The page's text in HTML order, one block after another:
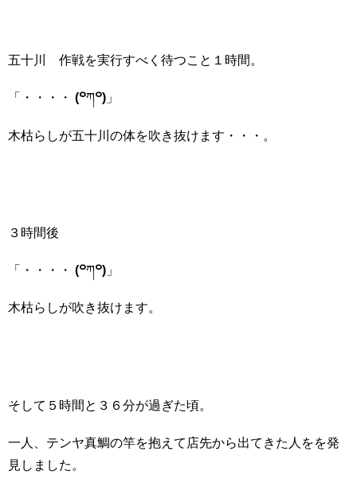
五十川 作戦を実行すべく待つこと１時間。
「・・・・ (꒪ཀ꒪) 」
木枯らしが五十川の体を吹き抜けます・・・。
３時間後
「・・・・ (꒪ཀ꒪) 」
木枯らしが吹き抜けます。
そして５時間と３６分が過ぎた頃。
一人、テンヤ真鯛の竿を抱えて店先から出てきた人をを発
見しました。